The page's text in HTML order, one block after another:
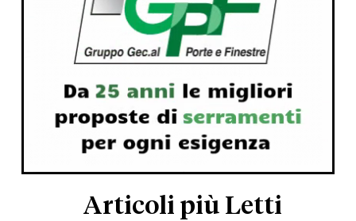
Articoli più Letti